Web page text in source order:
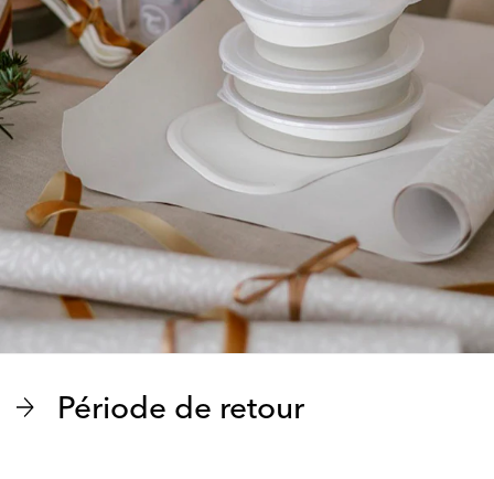
Période de retour